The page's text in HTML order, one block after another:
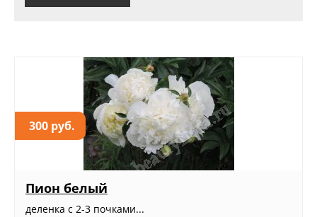
300 руб.
Пион белый
деленка с 2-3 почками...